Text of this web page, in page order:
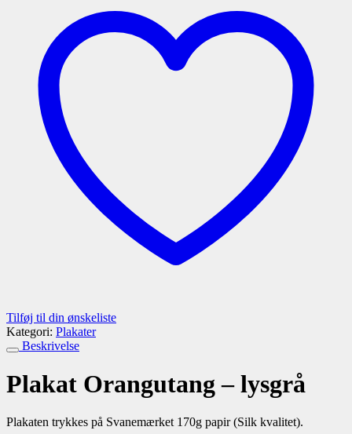
Tilføj til din ønskeliste
Kategori: Plakater
Beskrivelse
Plakat Orangutang – lysgrå
Plakaten trykkes på Svanemærket 170g papir (Silk kvalitet).